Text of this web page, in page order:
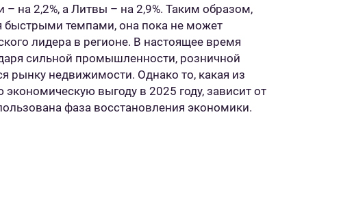
– на 2,2%, а Литвы – на 2,9%. Таким образом,
быстрыми темпами, она пока не может
лидера в регионе. В настоящее время
сильной промышленности, розничной
рынку недвижимости. Однако то, какая из
выгоду в 2025 году, зависит от
фаза восстановления экономики.